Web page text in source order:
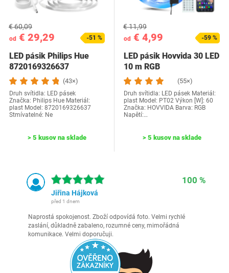
od € 29,29
€ 60,09
-51 %
LED pásik Philips Hue
8720169326637
(43×)
Druh svítidla: LED pásek
Značka: Philips Hue Materiál:
plast Model: 8720169326637
Stmívatelné: Ne
> 5 kusov na sklade
od € 4,99
€ 11,99
-59 %
LED pásik Hovvida 30 LED
10 m RGB
(55×)
Druh svítidla: LED pásek Materiál:
plast Model: ‎PT02 Výkon [W]: 60
Značka: ‎HOVVIDA Barva: ‎RGB
Napětí:…
> 5 kusov na sklade
100 %
Jiřina Hájková
před 1 dnem
Naprostá spokojenost. Zboží odpovídá foto. Velmi rychlé
zaslání, důkladně zabaleno, rozumné ceny, mimořádná
komunikace. Velmi doporučuji.